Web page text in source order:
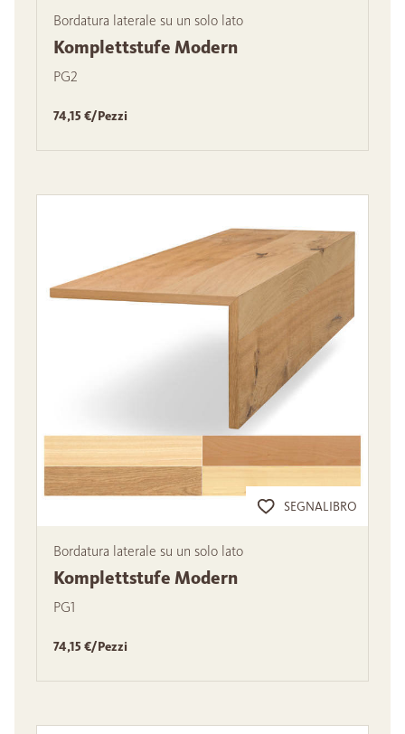
Bordatura laterale su un solo lato
Komplettstufe Modern
PG2
74,15 €/Pezzi
SEGNALIBRO
Bordatura laterale su un solo lato
Komplettstufe Modern
PG1
74,15 €/Pezzi